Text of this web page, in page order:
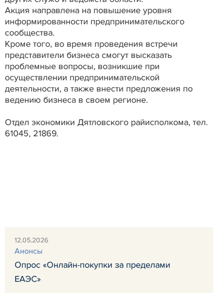
Акция направлена на повышение уровня
информированности предпринимательского
сообщества.
Кроме того, во время проведения встречи
представители бизнеса смогут высказать
проблемные вопросы, возникшие при
осуществлении предпринимательской
деятельности, а также внести предложения по
ведению бизнеса в своем регионе.
Отдел экономики Дятловского райисполкома, тел.
61045, 21869.
12.05.2026
Анонсы
Опрос «Онлайн-покупки за пределами
ЕАЭС»